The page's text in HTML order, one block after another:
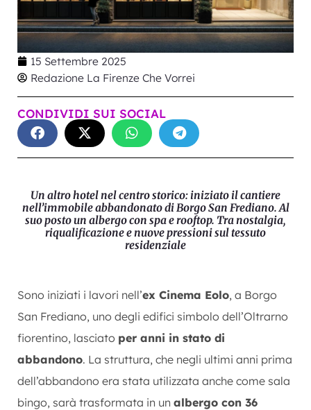
15 Settembre 2025
Redazione La Firenze Che Vorrei
CONDIVIDI SUI SOCIAL
Un altro hotel nel centro storico: iniziato il cantiere
nell’immobile abbandonato di Borgo San Frediano. Al
suo posto un albergo con spa e rooftop. Tra nostalgia,
riqualificazione e nuove pressioni sul tessuto
residenziale
Sono iniziati i lavori nell’ex Cinema Eolo, a Borgo
San Frediano, uno degli edifici simbolo dell’Oltrarno
fiorentino, lasciato per anni in stato di
abbandono. La struttura, che negli ultimi anni prima
dell’abbandono era stata utilizzata anche come sala
bingo, sarà trasformata in un albergo con 36